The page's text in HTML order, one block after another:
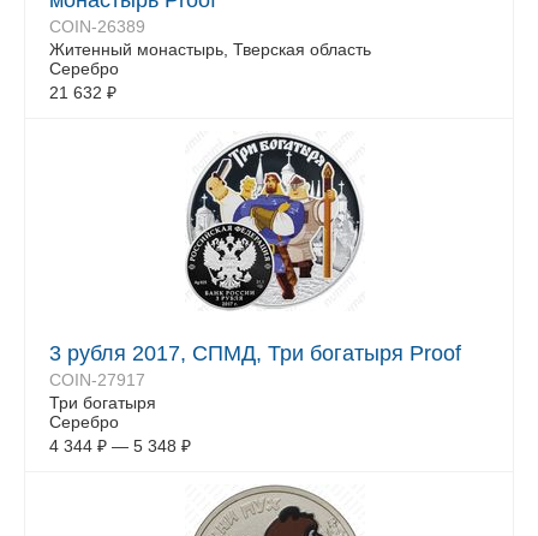
COIN-26389
Житенный монастырь, Тверская область
Серебро
21 632 ₽
3 рубля 2017, СПМД, Три богатыря Proof
COIN-27917
Три богатыря
Серебро
4 344 ₽ — 5 348 ₽